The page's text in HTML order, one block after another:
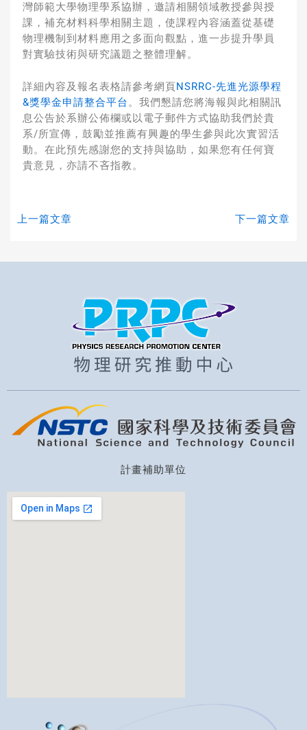
灣師範大學物理學系協辦， 邀請相關領域教授參與授
課，補充材料科學相關主題， 使課程內容涵蓋從基礎
物理機制到材料應用之多面向觀點， 進一步提升學員
對實驗技術與研究議題之整體理解。
詳細內容及報名表格請參考網頁NSRRC-先進光源學程
&獎學金申請整合平台。 我們懇請您將海報與此相關訊
息公告於系辦公佈欄或以電子郵件方式協助我們於貴
系/所宣傳， 鼓勵並推薦有興趣的學生參與此次實習活
動。 在此預先感謝您的支持與協助，如果您有任何寶
貴意見， 亦請不吝指教。
上一篇文章 下一篇文章
計畫補助單位